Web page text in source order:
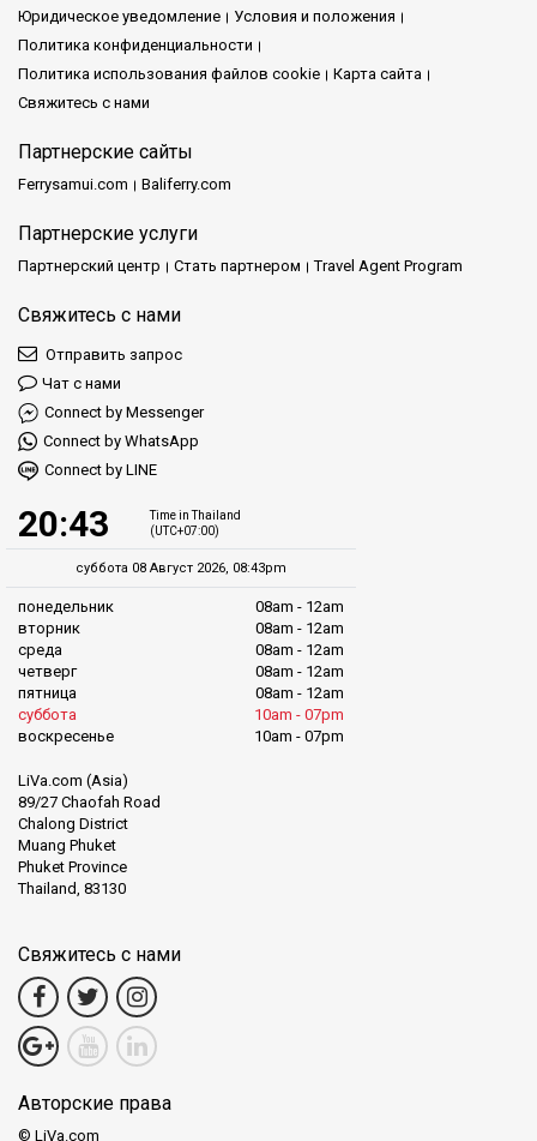
надежные маршруты между различными направлениями,
гарантируя плавный и удобный процесс путешествия.
Разнообразие направлений:
продуманными маршрутами.
приоритет, мы стараемся создать для вас великолепные
Краткий обзор: некоторые из наших
направлений
наКо Самуи
, где вас ждут потрясающие пляжи и яркая
культура.
Насладитесь спокойной красотой и
живой атмосферой
Ко Пхангана.
Исследование Ко Тао:
Погрузитесь в кристально чистые
воды и увлекательный подводный мирКо Тао
Phantip Travel приглашает вас отправиться в путешествие
открытий, где каждая поездка — это возможность создать
незабываемые воспоминания. Мы стремимся сделать вашу
поездку на пароме безопасной, качественной и радостной.
Доверьтесь Phantip Travel, чтобы вместе создавать великие
приключения.
Юридическое уведомление
Условия и положения
Политика конфиденциальности
Политика использования файлов cookie
Карта сайта
Свяжитесь с нами
Партнерские сайты
Ferrysamui.com Baliferry.com
Партнерские услуги
Партнерский центр Стать партнером Travel Agent Program
Свяжитесь с нами
Отправить запрос
Чат с нами
Connect by Messenger
Connect by WhatsApp
Connect by LINE
20:43
Time in Thailand
(UTC+07:00)
суббота 08 Август 2026, 08:43pm
понедельник
08am - 12am
вторник
08am - 12am
среда
08am - 12am
четверг
08am - 12am
пятница
08am - 12am
суббота
10am - 07pm
воскресенье
10am - 07pm
LiVa.com (Asia)
89/27 Chaofah Road
Chalong District
Muang Phuket
Phuket Province
Thailand, 83130
Свяжитесь с нами
Авторские права
© LiVa.com